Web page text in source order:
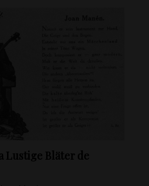
Lustige Bläter de